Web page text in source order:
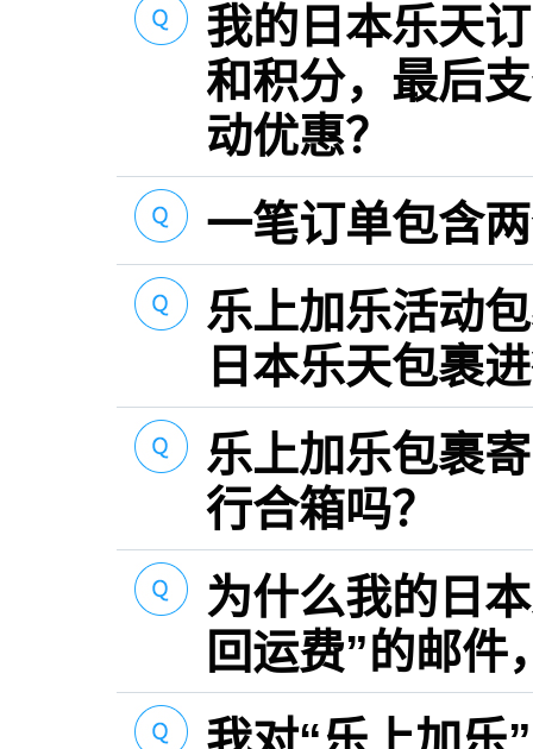
我的日本乐天
和积分，最后
动优惠？
一笔订单包含
乐上加乐活动
日本乐天包裹
乐上加乐包裹
行合箱吗？
为什么我的日
回运费”的邮件